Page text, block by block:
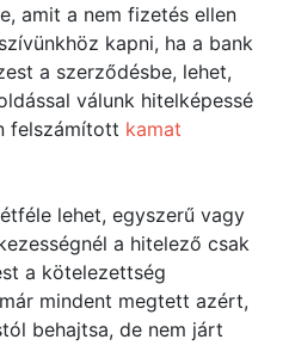
amit a nem fizetés ellen
kapni, ha a bank
a szerződésbe, lehet,
válunk hitelképessé
felszámított kamat
lehet, egyszerű vagy
a hitelező csak
a kötelezettség
mindent megtett azért,
behajtsa, de nem járt